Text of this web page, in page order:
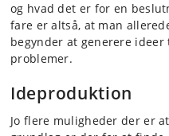
og hvad det er for en
fare er altså, at man
begynder at generere
problemer.
Ideproduktion
Jo flere muligheder der er